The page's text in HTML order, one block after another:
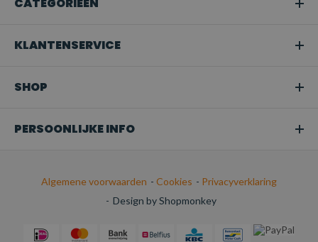
KLANTENSERVICE
SHOP
PERSOONLIJKE INFO
Algemene voorwaarden - Cookies - Privacyverklaring
- Design by Shopmonkey